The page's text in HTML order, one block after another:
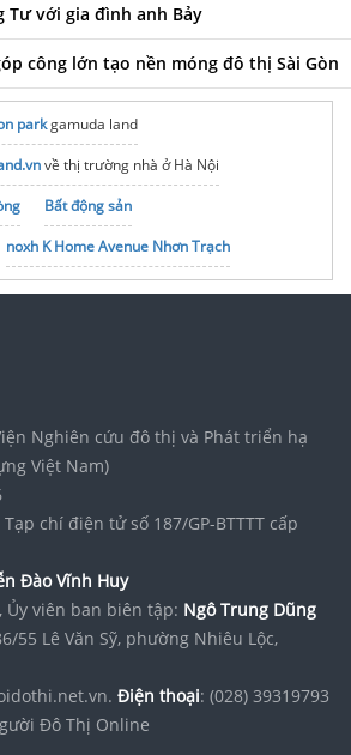
Tư với gia đình anh Bảy
công lớn tạo nền móng đô thị Sài Gòn
parkgamuda land
về thị trường nhà ở Hà Nội
Bất động sản
noxh K Home Avenue Nhơn Trạch
giá vàng kim long
Nghiên cứu đô thị và Phát triển hạ
Việt Nam)
chí điện tử số 187/GP-BTTTT cấp
Đào Vĩnh Huy
Ủy viên ban biên tập: Ngô Trung Dũng
55 Lê Văn Sỹ, phường Nhiêu Lộc,
Điện thoại: (028) 39319793
Đô Thị Online